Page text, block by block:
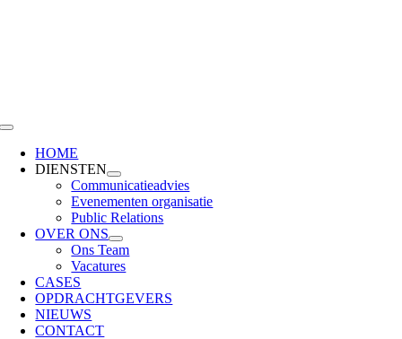
Toggle
Navigation
HOME
DIENSTEN
Communicatieadvies
Evenementen organisatie
Public Relations
OVER ONS
Ons Team
Vacatures
CASES
OPDRACHTGEVERS
NIEUWS
CONTACT